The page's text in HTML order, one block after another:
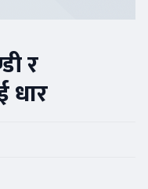
र
धार